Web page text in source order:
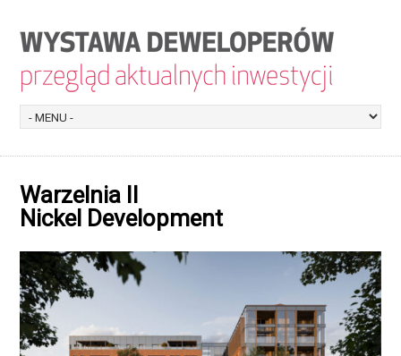
Warzelnia II
Nickel Development